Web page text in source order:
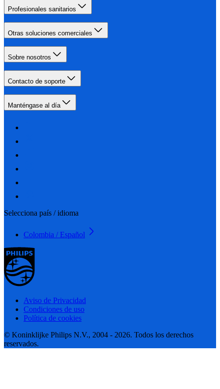
Profesionales sanitarios
Otras soluciones comerciales
Sobre nosotros
Contacto de soporte
Manténgase al día
Selecciona país / idioma
Colombia / Español
Aviso de Privacidad
Condiciones de uso
Política de cookies
© Koninklijke Philips N.V., 2004 - 2026. Todos los derechos
reservados.